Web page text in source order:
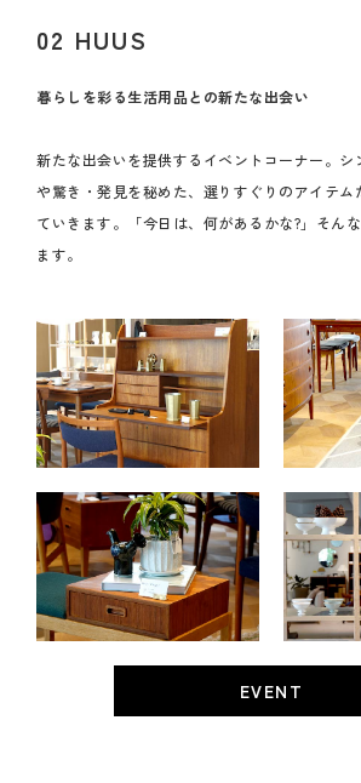
02 HUUS
暮らしを彩る生活用品との新たな出会い
新たな出会いを提供するイベントコーナー。シ
や驚き・発見を秘めた、選りすぐりのアイテム
ていきます。「今日は、何があるかな?」そん
ます。
EVENT